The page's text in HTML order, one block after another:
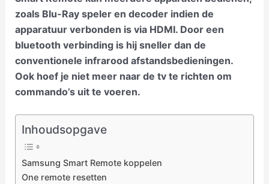
zoals Blu-Ray speler en decoder indien de
apparatuur verbonden is via HDMI. Door een
bluetooth verbinding is hij sneller dan de
conventionele infrarood afstandsbedieningen.
Ook hoef je niet meer naar de tv te richten om
commando’s uit te voeren.
Inhoudsopgave
Samsung Smart Remote koppelen
One remote resetten